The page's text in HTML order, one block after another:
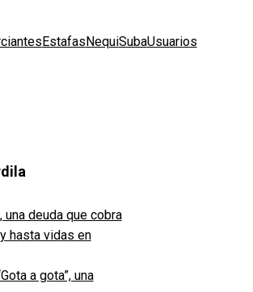
EstafasNequiSubaUsuarios
a gota”, una